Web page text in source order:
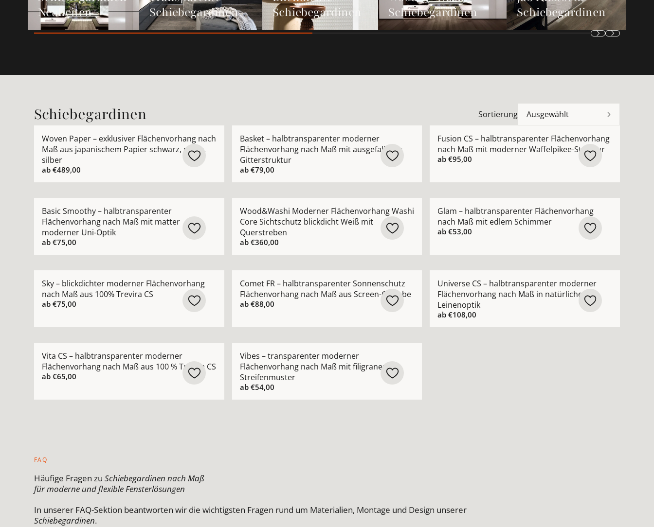
Neuheiten
Schiebegardinen
Schiebegardinen
Schiebegardinen
Schiebegardinen
Schiebegardinen Sortierung Ausgewählt
Woven Paper – exklusiver Flächenvorhang nach
Maß aus japanischem Papier schwarz, natur,
silber
ab €489,00
Basket – halbtransparenter moderner
Flächenvorhang nach Maß mit ausgefallener
Gitterstruktur
ab €79,00
Fusion CS – halbtransparenter Flächenvorhang
nach Maß mit moderner Waffelpikee-Struktur
ab€95,00
Basic Smoothy – halbtransparenter
Flächenvorhang nach Maß mit matter
moderner Uni-Optik
ab €75,00
Wood&Washi Moderner Flächenvorhang Washi
Core Sichtschutz blickdicht Weiß mit
Querstreben
ab €360,00
Glam – halbtransparenter Flächenvorhang
nach Maß mit edlem Schimmer
ab€53,00
Sky – blickdichter moderner Flächenvorhang
nach Maß aus 100% Trevira CS
ab €75,00
Comet FR – halbtransparenter Sonnenschutz
Flächenvorhang nach Maß aus Screen-Gewebe
ab €88,00
Universe CS – halbtransparenter moderner
Flächenvorhang nach Maß in natürlicher
Leinenoptik
ab€108,00
Vita CS – halbtransparenter moderner
Flächenvorhang nach Maß aus 100 % Trevira CS
ab €65,00
Vibes – transparenter moderner
Flächenvorhang nach Maß mit filigranem
Streifenmuster
ab €54,00
FAQ
Häufige Fragen zu Schiebegardinen nach Maß
für moderne und flexible Fensterlösungen
In unserer FAQ-Sektion beantworten wir die wichtigsten Fragen rund um Materialien, Montage und Design unserer
Schiebegardinen.